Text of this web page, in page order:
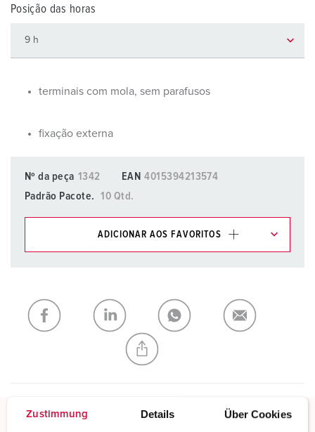
Zustimmung Details Über Cookies
Posição das horas
terminais com mola, sem parafusos
fixação externa
Nº da peça 1342 EAN 4015394213574
Padrão Pacote.
10 Qtd.
ADICIONAR AOS FAVORITOS
Minha lista (0) ADICIONAR
CRIAR UMA NOVA LISTA